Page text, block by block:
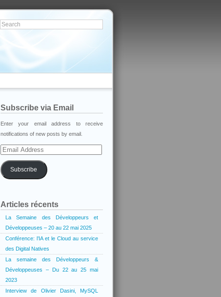
Subscribe via Email
Enter your email address to receive
notifications of new posts by email.
Email
Address
Subscribe
Articles récents
La Semaine des Développeurs et
Développeuses – 20 au 22 mai 2025
Conférence: l’IA et le Cloud au service
des Digital Natives
La semaine des Développeurs &
Développeuses – Du 22 au 25 mai
2023
Interview de Olivier Dasini, MySQL